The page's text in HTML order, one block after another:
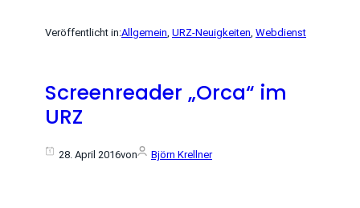
Veröffentlicht in:Allgemein URZ-Neuigkeiten Webdienst
Screenreader „Orca“ im
URZ
28. April 2016von Björn Krellner